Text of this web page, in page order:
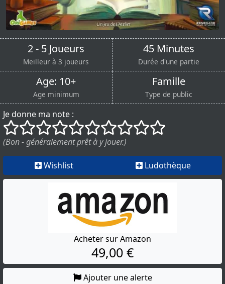
2 - 5 Joueurs
Meilleur à 3 joueurs
45 Minutes
Durée d'une partie
Age: 10+
Age minimum
Famille
Type de public
Je donne ma note :
()
() () () () () () () ()
()
(Bon - généralement prêt à y jouer.)
Wishlist Ludothèque
Acheter sur Amazon
49,00 €
Ajouter une alerte